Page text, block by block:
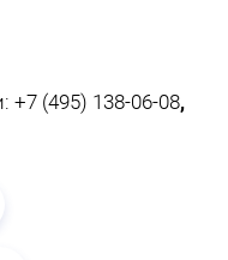
+7 (495) 138-06-08,